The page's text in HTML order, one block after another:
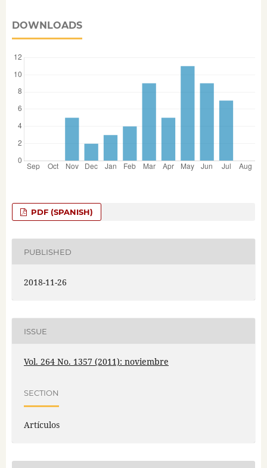
DOWNLOADS
PDF (SPANISH)
PUBLISHED
2018-11-26
ISSUE
Vol. 264 No. 1357 (2011): noviembre
SECTION
Artículos